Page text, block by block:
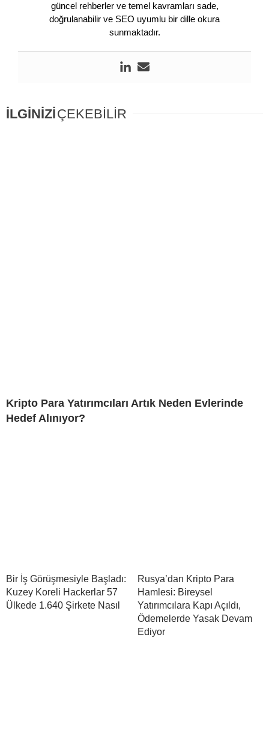
güncel rehberler ve temel kavramları sade,
doğrulanabilir ve SEO uyumlu bir dille okura
sunmaktadır.
İLGİNİZİÇEKEBİLİR
Kripto Para Yatırımcıları Artık Neden Evlerinde
Hedef Alınıyor?
Bir İş Görüşmesiyle Başladı:
Kuzey Koreli Hackerlar 57
Ülkede 1.640 Şirkete Nasıl
Rusya’dan Kripto Para
Hamlesi: Bireysel
Yatırımcılara Kapı Açıldı,
Ödemelerde Yasak Devam
Ediyor